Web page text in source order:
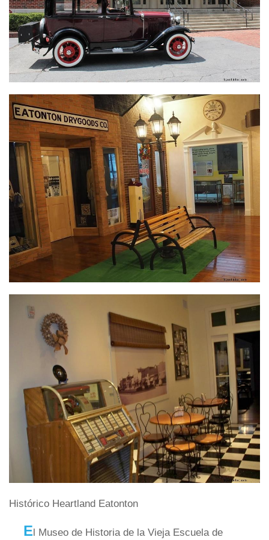
Histórico Heartland Eatonton
El Museo de Historia de la Vieja Escuela de